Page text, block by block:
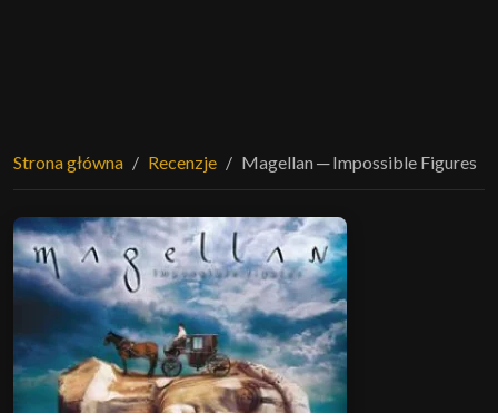
Strona główna Recenzje Magellan ─ Impossible Figures